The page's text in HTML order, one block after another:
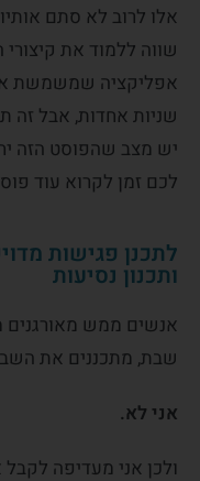
אלו לרוב לא סתם
שווה ללמוד את
אפליקציה שמשמשת
שניות אחדות, אבל זה
יש מצב שהפוסט הזה
לכם זמן לקרוא עוד
לתכנן פגישות
ותכנון נסיעות
אנשים ממש מאורגנים
שבת, מתכננים את
אני לא.
ולכן אני מעדיפה